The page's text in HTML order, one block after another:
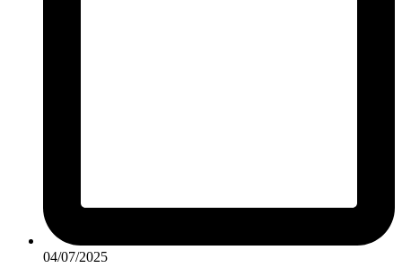
04/07/2025